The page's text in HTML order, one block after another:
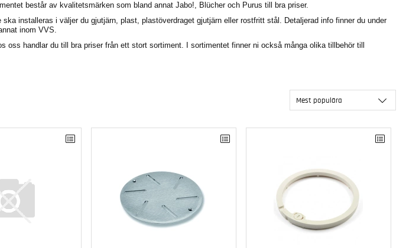
består av kvalitetsmärken som bland annat Jabo!, Blücher och Purus till bra priser.
installeras i väljer du gjutjärn, plast, plastöverdraget gjutjärn eller rostfritt stål. Detaljerad info finner du under
inom VVS.
handlar du till bra priser från ett stort sortiment. I sortimentet finner ni också många olika tillbehör till
Mest populära